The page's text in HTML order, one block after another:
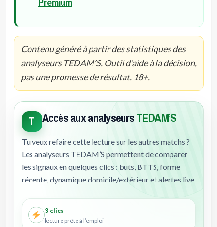
Premium
Contenu généré à partir des statistiques des
analyseurs TEDAM’S. Outil d’aide à la décision,
pas une promesse de résultat. 18+.
T Accès aux analyseursTEDAM’S
Tu veux refaire cette lecture sur les autres matchs ?
Les analyseurs TEDAM’S permettent de comparer
les signaux en quelques clics : buts, BTTS, forme
récente, dynamique domicile/extérieur et alertes live.
3 clics
lecture prête à l’emploi